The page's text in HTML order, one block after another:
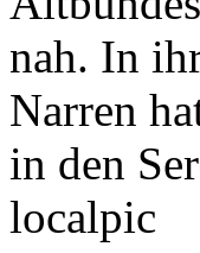
nah. In
Narren
in den
localpic